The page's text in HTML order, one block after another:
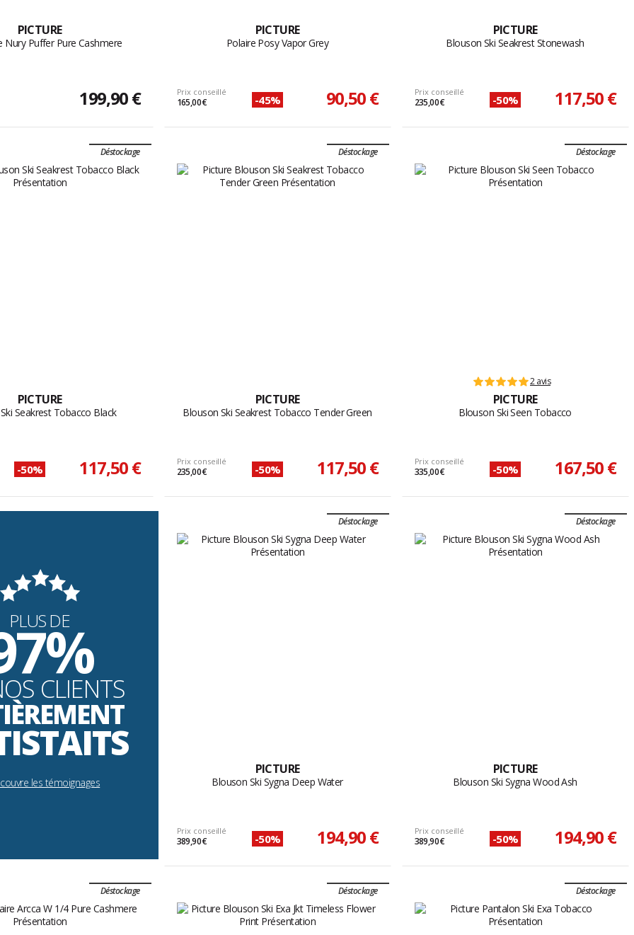
PICTURE
Nury Puffer Pure Cashmere
199,90 €
PICTURE
Polaire Posy Vapor Grey
Prix conseillé
165,00 € -45% 90,50 €
PICTURE
Blouson Ski Seakrest Stonewash
Prix conseillé
235,00 € -50% 117,50 €
Déstockage
PICTURE
Seakrest Tobacco Black
-50% 117,50 €
Déstockage
PICTURE
Blouson Ski Seakrest Tobacco Tender Green
Prix conseillé
235,00 € -50% 117,50 €
Déstockage
2 avis
PICTURE
Blouson Ski Seen Tobacco
Prix conseillé
335,00 € -50% 167,50 €
PLUS DE
CLIENTS
les témoignages
Déstockage
PICTURE
Blouson Ski Sygna Deep Water
Prix conseillé
389,90 € -50% 194,90 €
Déstockage
PICTURE
Blouson Ski Sygna Wood Ash
Prix conseillé
389,90 € -50% 194,90 €
Déstockage Déstockage Déstockage